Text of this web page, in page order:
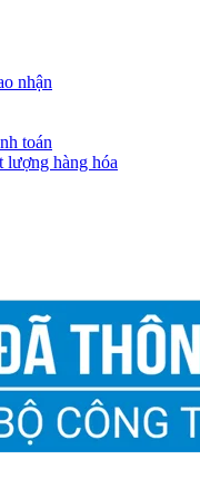
nhận
toán
lượng hàng hóa